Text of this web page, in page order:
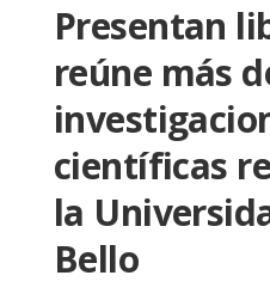
Presentan
reúne más
científicas
la
Bello